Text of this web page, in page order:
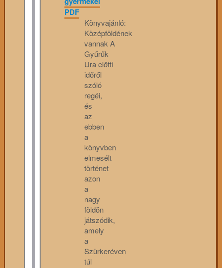
PDF
Könyvajánló:
Középföldének
vannak A
Gyűrűk
Ura előtti
időről
szóló
regéi,
és
az
ebben
a
könyvben
elmesélt
történet
azon
a
nagy
földön
játszódik,
amely
a
Szürkeréven
túl